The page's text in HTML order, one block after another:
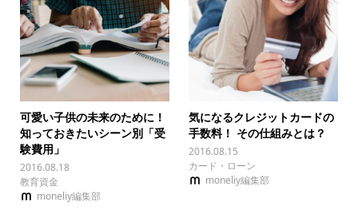
可愛い子供の未来のために！
知っておきたいシーン別「受
験費用」
2016.08.18
教育資金
moneliy編集部
気になるクレジットカードの
手数料！ その仕組みとは？
2016.08.15
カード・ローン
moneliy編集部